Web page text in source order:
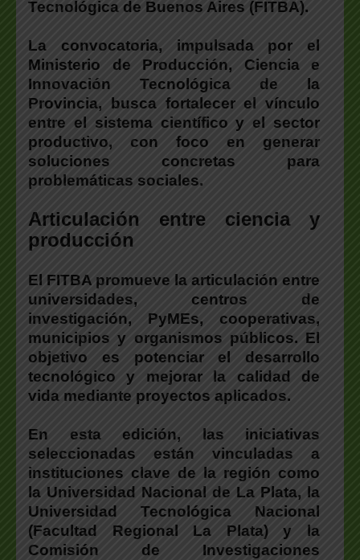
Tecnológica de Buenos Aires (FITBA).
La convocatoria, impulsada por el
Ministerio de Producción, Ciencia e
Innovación Tecnológica de la
Provincia,
busca fortalecer el vínculo
entre el sistema científico y el sector
productivo, con foco en generar
soluciones concretas para
problemáticas sociales.
Articulación entre ciencia y
producción
El FITBA promueve la articulación entre
universidades, centros de
investigación, PyMEs, cooperativas,
municipios y organismos públicos. El
objetivo es potenciar el desarrollo
tecnológico y mejorar la calidad de
vida mediante proyectos aplicados.
En esta edición, las iniciativas
seleccionadas están vinculadas a
instituciones clave de la región como
la Universidad Nacional de La Plata, la
Universidad Tecnológica Nacional
(Facultad Regional La Plata) y la
Comisión de Investigaciones